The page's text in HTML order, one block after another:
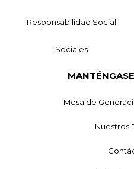
Responsabilidad Social
Sociales
Mesa de
Nuestros